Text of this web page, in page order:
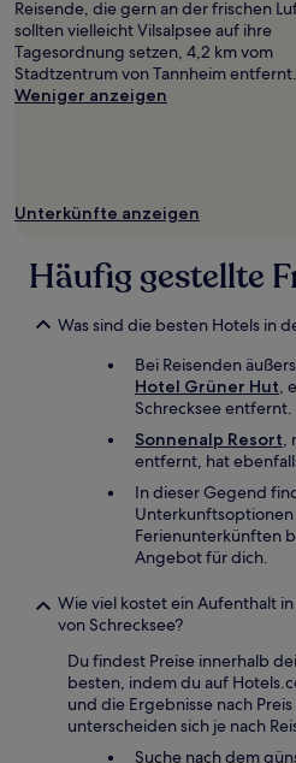
gefunden
wurde.
Preise
und
Verfügbarkeiten
können
gelten.
Reisende, die gern an der frischen
sollten vielleicht Vilsalpsee auf ihre
Tagesordnung setzen, 4,2 km vom
Stadtzentrum von Tannheim entfernt.
Weniger anzeigen
Unterkünfte anzeigen
Häufig gestellte
Was sind die besten Hotels in
Bei Reisenden
Hotel Grüner Hut,
Schrecksee entfernt.
Sonnenalp Resort,
entfernt, hat
In dieser Gegend
Ferienunterkünften
Angebot für dich.
Wie viel kostet ein Aufenthalt
von Schrecksee?
Du findest Preise innerhalb
besten, indem du auf
und die Ergebnisse nach
unterscheiden sich je nach
Suche nach dem